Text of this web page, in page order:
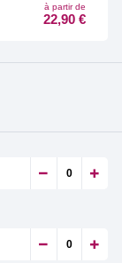
à partir de
22,90 €